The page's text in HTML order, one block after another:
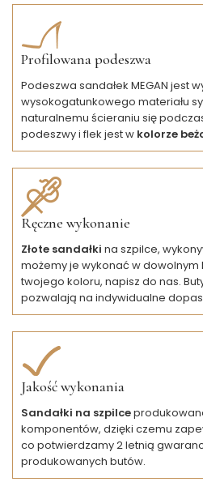
Profilowana podeszwa
Podeszwa sandałek MEGAN jest
wysokogatunkowego materiału
naturalnemu ścieraniu się
podeszwy i flek jest w kolorze
Ręczne wykonanie
Złote sandałki na szpilce,
możemy je wykonać w dowolnym
twojego koloru, napisz do nas.
pozwalają na indywidualne
Jakość wykonania
Sandałki na szpilce
komponentów, dzięki czemu
co potwierdzamy 2 letnią
produkowanych butów.